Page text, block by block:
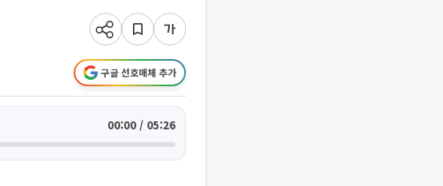
구글 선호매체 추가
00:00 / 05:26